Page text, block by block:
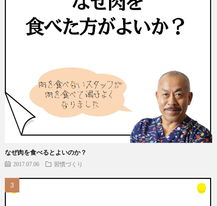
なぜ肉を食べるとよいのか？
2017.07.06 習慣づくり